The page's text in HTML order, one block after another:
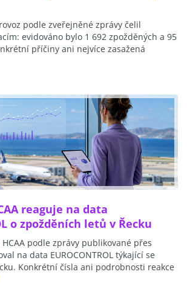
podle zveřejněné zprávy čelil
evidováno bylo 1 692 zpožděných a 95
příčiny ani nejvíce zasažená
reaguje na data
o zpožděních letů v Řecku
podle zprávy publikované přes
na data EUROCONTROL týkající se
Konkrétní čísla ani podrobnosti reakce